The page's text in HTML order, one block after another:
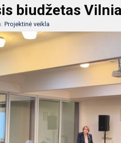
biudžetas
Projektinė veikla